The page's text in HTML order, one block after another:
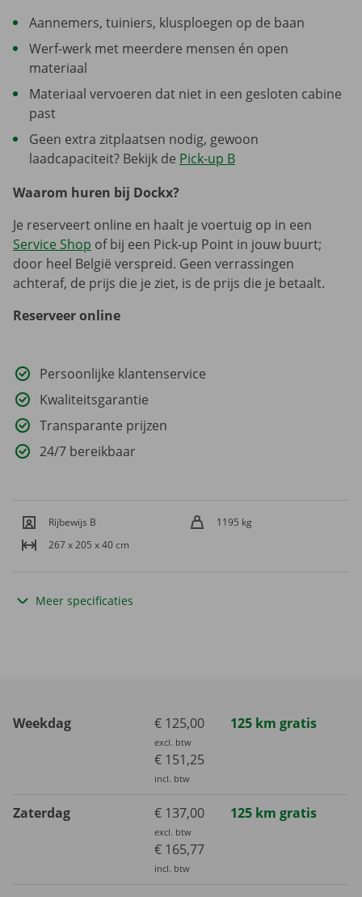
Aannemers, tuiniers, klusploegen op de baan
Werf-werk met meerdere mensen én open
materiaal
Materiaal vervoeren dat niet in een gesloten cabine
past
Geen extra zitplaatsen nodig, gewoon
laadcapaciteit? Bekijk de Pick-up B
Waarom huren bij Dockx?
Je reserveert online en haalt je voertuig op in een
Service Shop of bij een Pick-up Point in jouw buurt;
door heel België verspreid. Geen verrassingen
achteraf, de prijs die je ziet, is de prijs die je betaalt.
Reserveer online
Persoonlijke klantenservice
Kwaliteitsgarantie
Transparante prijzen
24/7 bereikbaar
Rijbewijs B
1195 kg
267 x 205 x 40 cm
Meer specificaties
Weekdag € 125,00
excl. btw
€ 151,25
incl. btw
125 km gratis
Zaterdag € 137,00
excl. btw
€ 165,77
incl. btw
125 km gratis